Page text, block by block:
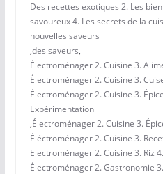
Des recettes exotiques 2. Les
savoureux 4. Les secrets de la
nouvelles saveurs
,des saveurs,
Électroménager 2. Cuisine 3.
Électroménager 2. Cuisine 3.
Électroménager 2. Cuisine 3.
Expérimentation
,Électroménager 2. Cuisine 3.
Éléctroménager 2. Cuisine 3.
Electroménager 2. Cuisine 3. Riz
Électroménager 2. Gastronomie